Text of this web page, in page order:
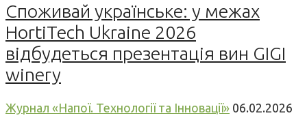
Споживай українське: у межах
HortiTech Ukraine 2026
відбудеться презентація вин GIGI
winery
Журнал «Напої. Технології та Інновації» 06.02.2026